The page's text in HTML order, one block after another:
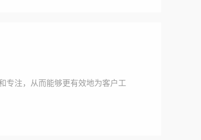
专注，从而能够更有效地为客户工